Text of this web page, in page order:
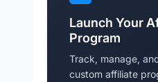
Launch Your
Program
Track, manage,
custom affiliate